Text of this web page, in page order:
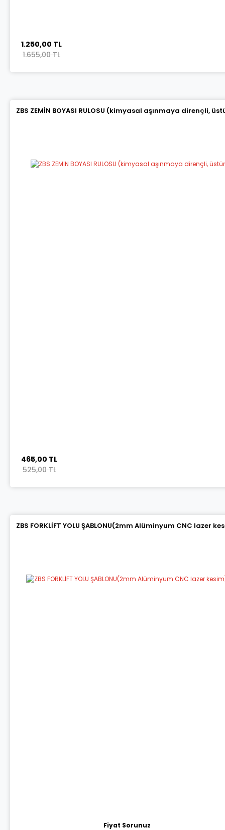
1.250,00 TL
1.655,00 TL
ZBS ZEMİN BOYASI RULOSU (kimyasal aşınmaya dirençli,
465,00 TL
525,00 TL
ZBS FORKLİFT YOLU ŞABLONU(2mm Alüminyum CNC lazer
Fiyat Sorunuz